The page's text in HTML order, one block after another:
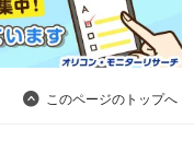
このページのトップへ